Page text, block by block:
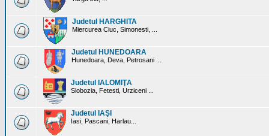
Judetul HARGHITA
Miercurea Ciuc, Simonesti, ...
Judetul HUNEDOARA
Hunedoara, Deva, Petrosani ...
Judetul IALOMIŢA
Slobozia, Fetesti, Urziceni ...
Judetul IAŞI
Iasi, Pascani, Harlau...